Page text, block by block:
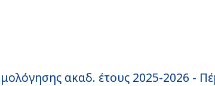
ακαδ. έτους 2025-2026 -